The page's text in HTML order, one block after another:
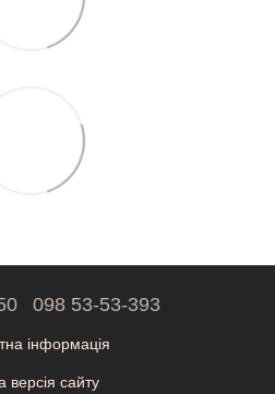
098 53-53-393
інформація
версія сайту